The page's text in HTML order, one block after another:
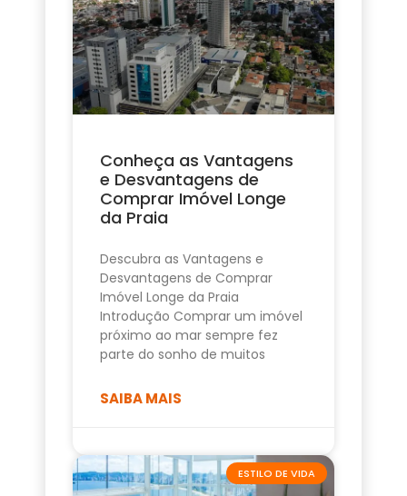
Conheça as Vantagens
e Desvantagens de
Comprar Imóvel Longe
da Praia
Descubra as Vantagens e
Desvantagens de Comprar
Imóvel Longe da Praia
Introdução Comprar um imóvel
próximo ao mar sempre fez
parte do sonho de muitos
SAIBA MAIS
ESTILO DE VIDA